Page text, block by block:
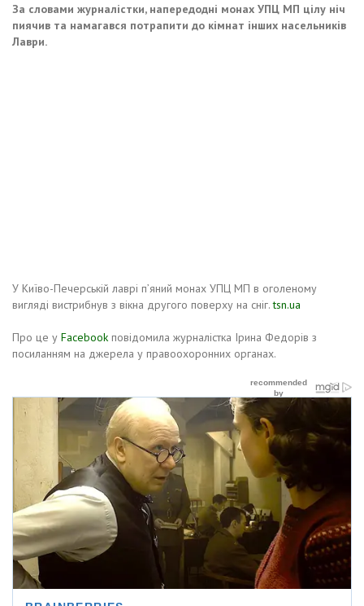
За словами журналістки, напередодні монах УПЦ МП цілу ніч
пиячив та намагався потрапити до кімнат інших насельників
Лаври.
У Київо-Печерській лаврі п’яний монах УПЦ МП в оголеному
вигляді вистрибнув з вікна другого поверху на сніг.tsn.ua
Про це у Facebook повідомила журналістка Ірина Федорів з
посиланням на джерела у правоохоронних органах.